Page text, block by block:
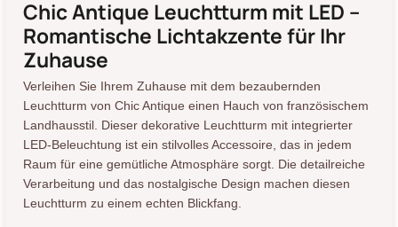
Chic Antique Leuchtturm mit LED –
Romantische Lichtakzente für Ihr
Zuhause
Verleihen Sie Ihrem Zuhause mit dem bezaubernden
Leuchtturm von Chic Antique einen Hauch von französischem
Landhausstil. Dieser dekorative Leuchtturm mit integrierter
LED-Beleuchtung ist ein stilvolles Accessoire, das in jedem
Raum für eine gemütliche Atmosphäre sorgt. Die detailreiche
Verarbeitung und das nostalgische Design machen diesen
Leuchtturm zu einem echten Blickfang.